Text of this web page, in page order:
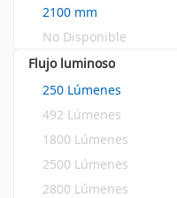
2100 mm
No Disponible
Flujo luminoso
250 Lúmenes
492 Lúmenes
1800 Lúmenes
2500 Lúmenes
2800 Lúmenes